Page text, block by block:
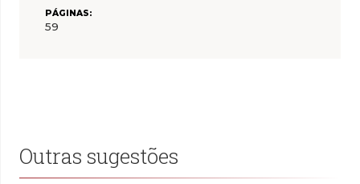
PÁGINAS:
59
Outras sugestões